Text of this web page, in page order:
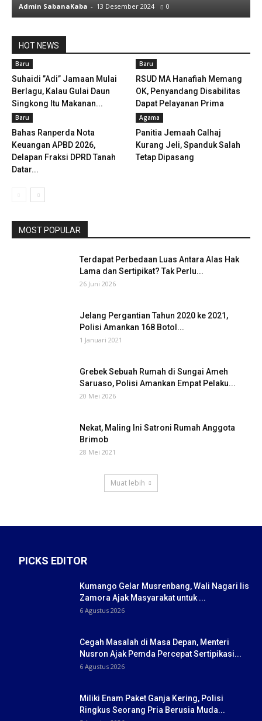
Admin SabanaKaba - 19 Juni 2024 1480
HOT NEWS
Baru
Suhaidi ”Adi” Jamaan Mulai
Berlagu, Kalau Gulai Daun
Singkong Itu Makanan...
Baru
RSUD MA Hanafiah Memang
OK, Penyandang Disabilitas
Dapat Pelayanan Prima
Baru
Bahas Ranperda Nota
Keuangan APBD 2026,
Delapan Fraksi DPRD Tanah
Datar...
Agama
Panitia Jemaah Calhaj
Kurang Jeli, Spanduk Salah
Tetap Dipasang
MOST POPULAR
Terdapat Perbedaan Luas Antara Alas Hak
Lama dan Sertipikat? Tak Perlu...
26 Juni 2026
Jelang Pergantian Tahun 2020 ke 2021,
Polisi Amankan 168 Botol...
1 Januari 2021
Grebek Sebuah Rumah di Sungai Ameh
Saruaso, Polisi Amankan Empat Pelaku...
20 Mei 2026
Nekat, Maling Ini Satroni Rumah Anggota
Brimob
28 Mei 2021
Muat lebih
PICKS EDITOR
Kumango Gelar Musrenbang, Wali Nagari Iis
Zamora Ajak Masyarakat untuk ...
6 Agustus 2026
Cegah Masalah di Masa Depan, Menteri
Nusron Ajak Pemda Percepat Sertipikasi...
6 Agustus 2026
Miliki Enam Paket Ganja Kering, Polisi
Ringkus Seorang Pria Berusia Muda...